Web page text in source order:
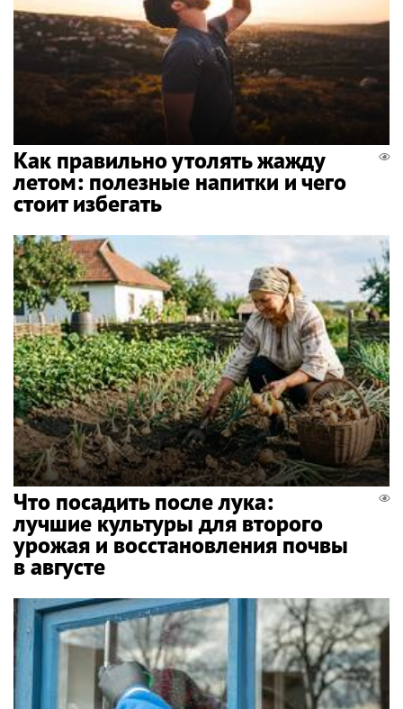
Как правильно утолять жажду
летом: полезные напитки и чего
стоит избегать
Что посадить после лука:
лучшие культуры для второго
урожая и восстановления почвы
в августе